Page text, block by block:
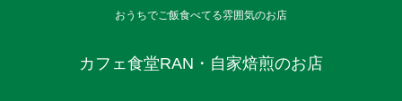
おうちでご飯食べてる雰囲気のお店
カフェ食堂RAN・自家焙煎のお店